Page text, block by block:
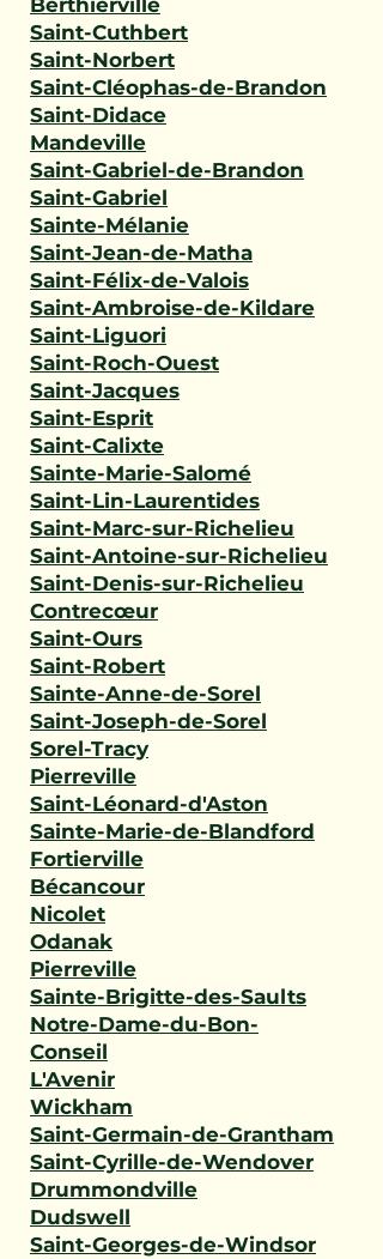
Berthierville
Saint-Cuthbert
Saint-Norbert
Saint-Cléophas-de-Brandon
Saint-Didace
Mandeville
Saint-Gabriel-de-Brandon
Saint-Gabriel
Sainte-Mélanie
Saint-Jean-de-Matha
Saint-Félix-de-Valois
Saint-Ambroise-de-Kildare
Saint-Liguori
Saint-Roch-Ouest
Saint-Jacques
Saint-Esprit
Saint-Calixte
Sainte-Marie-Salomé
Saint-Lin-Laurentides
Saint-Marc-sur-Richelieu
Saint-Antoine-sur-Richelieu
Saint-Denis-sur-Richelieu
Contrecœur
Saint-Ours
Saint-Robert
Sainte-Anne-de-Sorel
Saint-Joseph-de-Sorel
Sorel-Tracy
Pierreville
Saint-Léonard-d'Aston
Sainte-Marie-de-Blandford
Fortierville
Bécancour
Nicolet
Odanak
Pierreville
Sainte-Brigitte-des-Saults
Notre-Dame-du-Bon-
Conseil
L'Avenir
Wickham
Saint-Germain-de-Grantham
Saint-Cyrille-de-Wendover
Drummondville
Dudswell
Saint-Georges-de-Windsor